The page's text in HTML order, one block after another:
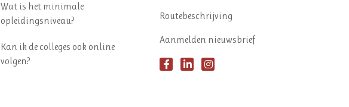
Wat is het minimale
opleidingsniveau?
Kan ik de colleges ook online
volgen?
Routebeschrijving
Aanmelden nieuwsbrief